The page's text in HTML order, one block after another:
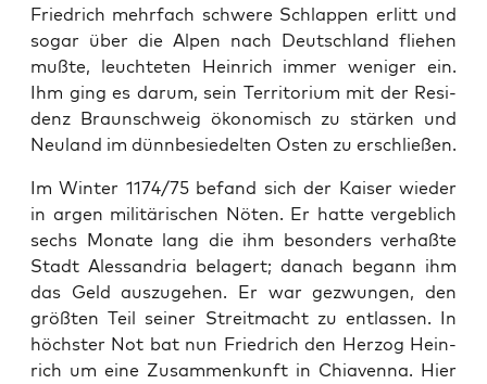
Friedrich mehrfach schwere Schlap­pen erlitt und
sog­ar über die Alpen nach Deutsch­land fliehen
mußte, leuchteten Hein­rich immer weniger ein.
Ihm ging es darum, sein Ter­ri­to­ri­um mit der Res­i­
denz Braun­schweig ökonomisch zu stärken und
Neu­land im dünnbe­siedel­ten Osten zu erschließen.
Im Win­ter 1174/75 befand sich der Kaiser wieder
in argen mil­itärischen Nöten. Er hat­te verge­blich
sechs Monate lang die ihm beson­ders ver­haßte
Stadt Alessan­dria belagert; danach begann ihm
das Geld auszuge­hen. Er war gezwun­gen, den
größten Teil sein­er Stre­it­macht zu ent­lassen. In
höch­ster Not bat nun Friedrich den Her­zog Hein­
rich um eine Zusam­menkun­ft in Chi­aven­na. Hier